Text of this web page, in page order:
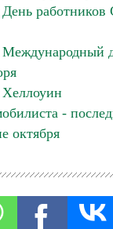
День
Международный
Хеллоуин
-
октября